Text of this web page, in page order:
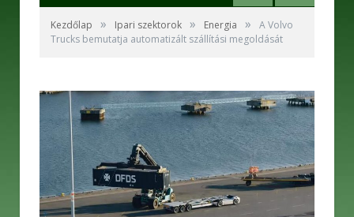
Kezdőlap » Ipari szektorok » Energia »
A Volvo
Trucks bemutatja automatizált szállítási megoldását